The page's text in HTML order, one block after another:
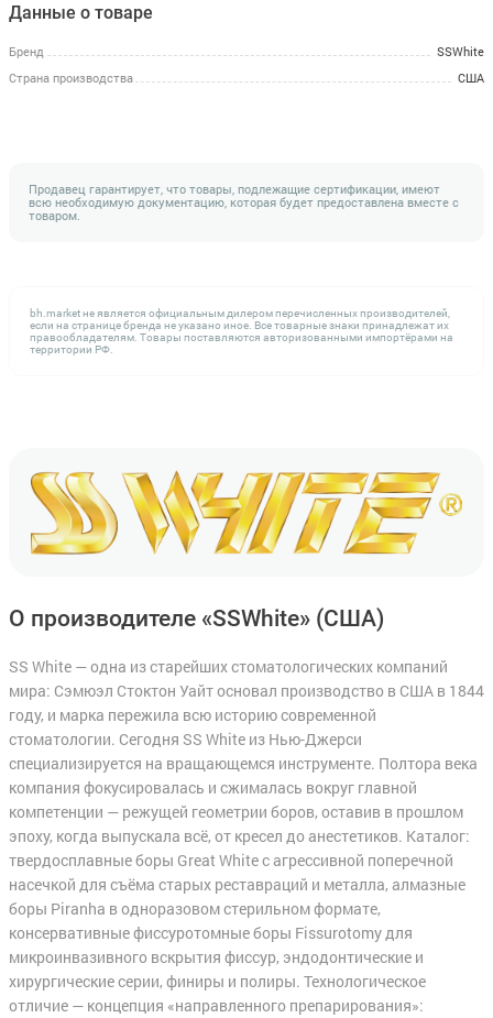
Данные о товаре
Бренд
SSWhite
Страна производства
США
Продавец гарантирует, что товары, подлежащие сертификации, имеют
всю необходимую документацию, которая будет предоставлена вместе с
товаром.
bh.market не является официальным дилером перечисленных производителей,
если на странице бренда не указано иное. Все товарные знаки принадлежат их
правообладателям. Товары поставляются авторизованными импортёрами на
территории РФ.
О производителе «SSWhite» (США)
SS White — одна из старейших стоматологических компаний
мира: Сэмюэл Стоктон Уайт основал производство в США в 1844
году, и марка пережила всю историю современной
стоматологии. Сегодня SS White из Нью-Джерси
специализируется на вращающемся инструменте. Полтора века
компания фокусировалась и сжималась вокруг главной
компетенции — режущей геометрии боров, оставив в прошлом
эпоху, когда выпускала всё, от кресел до анестетиков. Каталог:
твердосплавные боры Great White с агрессивной поперечной
насечкой для съёма старых реставраций и металла, алмазные
боры Piranha в одноразовом стерильном формате,
консервативные фиссуротомные боры Fissurotomy для
микроинвазивного вскрытия фиссур, эндодонтические и
хирургические серии, финиры и полиры. Технологическое
отличие — концепция «направленного препарирования»: